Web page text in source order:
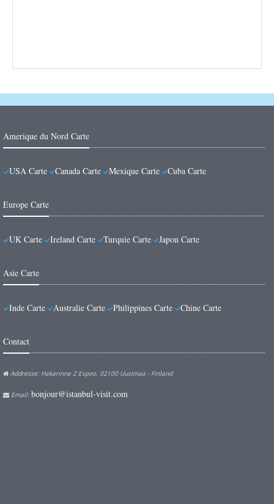
Amerique du Nord Carte
USA Carte Canada Carte Mexique Carte Cuba Carte
Europe Carte
UK Carte Ireland Carte Turquie Carte Japon Carte
Asie Carte
Inde Carte Australie Carte Philippines Carte Chine Carte
Contact
Addresse: Hakarinne 2 Espoo, 02100 Uusimaa - Finland
Email: bonjour@istanbul-visit.com